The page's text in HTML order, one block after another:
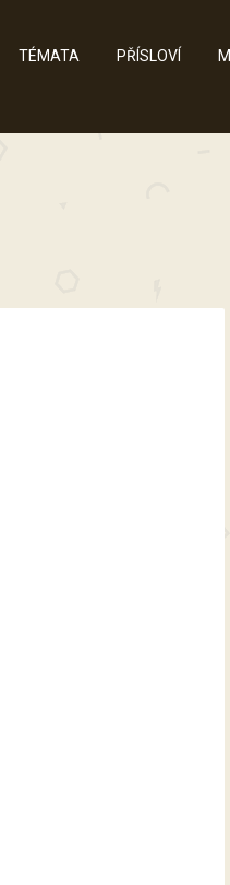
TÉMATA PŘÍSLOVÍ